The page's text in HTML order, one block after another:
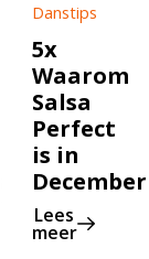
Danstips
5x
Waarom
Salsa
Perfect
is in
December
Lees
meer